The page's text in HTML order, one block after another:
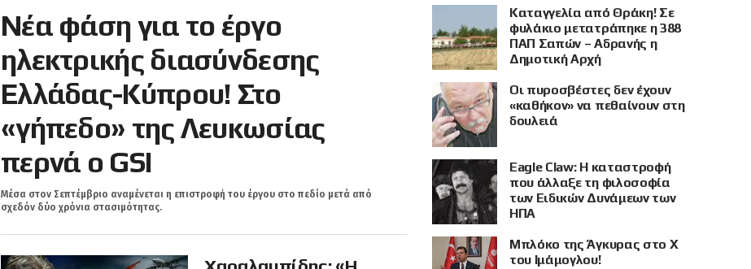
Νέα φάση για το έργο
ηλεκτρικής διασύνδεσης
Ελλάδας-Κύπρου! Στο
«γήπεδο» της Λευκωσίας
περνά ο GSI
Μέσα στον Σεπτέμβριο αναμένεται η επιστροφή του έργου στο πεδίο μετά από
σχεδόν δύο χρόνια στασιμότητας.
Καταγγελία από Θράκη! Σε
φυλάκιο μετατράπηκε η 388
ΠΑΠ Σαπών – Αδρανής η
Δημοτική Αρχή
Οι πυροσβέστες δεν έχουν
«καθήκον» να πεθαίνουν στη
δουλειά
Eagle Claw: Η καταστροφή
που άλλαξε τη φιλοσοφία
των Ειδικών Δυνάμεων των
ΗΠΑ
Μπλόκο της Άγκυρας στο X
του Ιμάμογλου!